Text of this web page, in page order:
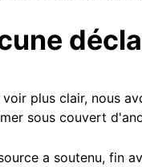
voir plus clair, nous
sous couvert
a soutenu, fin